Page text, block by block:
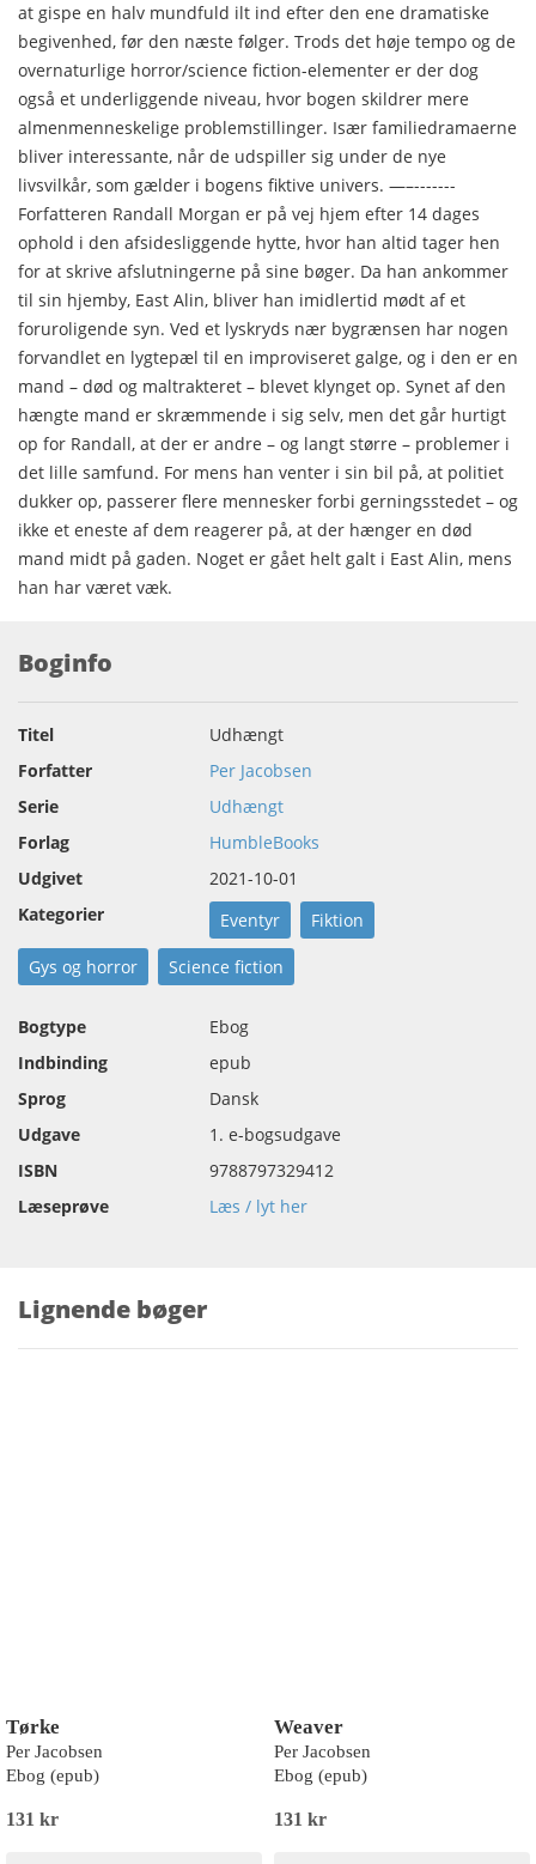
at gispe en halv mundfuld ilt ind efter den ene dramatiske
begivenhed, før den næste følger. Trods det høje tempo og de
overnaturlige horror/science fiction-elementer er der dog
også et underliggende niveau, hvor bogen skildrer mere
almenmenneskelige problemstillinger. Især familiedramaerne
bliver interessante, når de udspiller sig under de nye
livsvilkår, som gælder i bogens fiktive univers. —–-------
Forfatteren Randall Morgan er på vej hjem efter 14 dages
ophold i den afsidesliggende hytte, hvor han altid tager hen
for at skrive afslutningerne på sine bøger. Da han ankommer
til sin hjemby, East Alin, bliver han imidlertid mødt af et
foruroligende syn. Ved et lyskryds nær bygrænsen har nogen
forvandlet en lygtepæl til en improviseret galge, og i den er en
mand – død og maltrakteret – blevet klynget op. Synet af den
hængte mand er skræmmende i sig selv, men det går hurtigt
op for Randall, at der er andre – og langt større – problemer i
det lille samfund. For mens han venter i sin bil på, at politiet
dukker op, passerer flere mennesker forbi gerningsstedet – og
ikke et eneste af dem reagerer på, at der hænger en død
mand midt på gaden. Noget er gået helt galt i East Alin, mens
han har været væk.
Boginfo
Titel
Udhængt
Forfatter
Per Jacobsen
Serie
Udhængt
Forlag
HumbleBooks
Udgivet
2021-10-01
Kategorier
Eventyr Fiktion
Gys og horror Science fiction
Bogtype
Ebog
Indbinding
epub
Sprog
Dansk
Udgave
1. e-bogsudgave
ISBN
9788797329412
Læseprøve
Læs / lyt her
Lignende bøger
Tørke
Per Jacobsen
Ebog (epub)
131 kr
Weaver
Per Jacobsen
Ebog (epub)
131 kr